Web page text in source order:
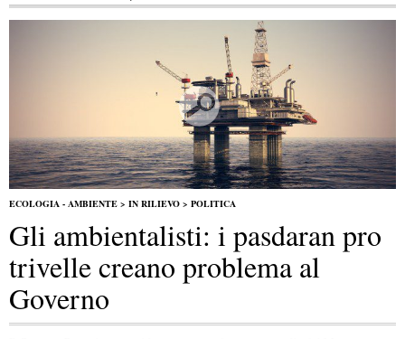
ECOLOGIA - AMBIENTE > IN RILIEVO > POLITICA
Gli ambientalisti: i pasdaran pro
trivelle creano problema al
Governo